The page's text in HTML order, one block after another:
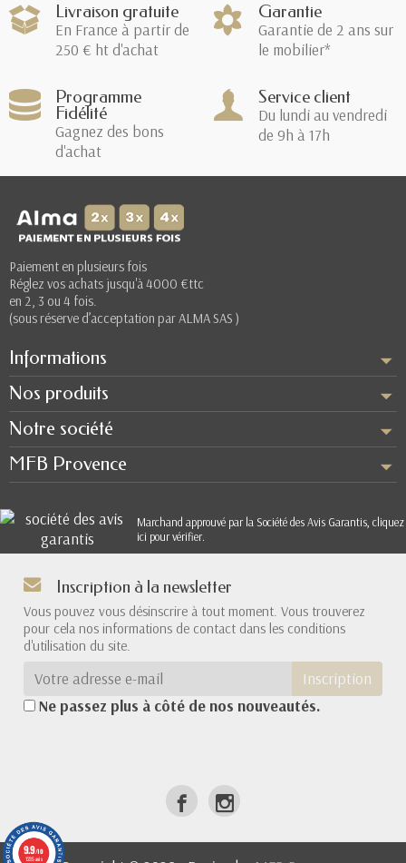
Livraison gratuite
En France à partir de
250 € ht d'achat
Garantie
Garantie de 2 ans sur
le mobilier*
Programme
Fidélité
Gagnez des bons
d'achat
Service client
Du lundi au vendredi
de 9h à 17h
Paiement en plusieurs fois
Réglez vos achats jusqu'à 4000 €ttc
en 2, 3 ou 4 fois.
(sous réserve d’acceptation par ALMA SAS )
Informations
Nos produits
Notre société
MFB Provence
Marchand approuvé par la Société des Avis Garantis, cliquez
ici pour vérifier.
Inscription à la newsletter
Vous pouvez vous désinscrire à tout moment. Vous trouverez
pour cela nos informations de contact dans les conditions
d'utilisation du site.
Inscription
Ne passez plus à côté de nos nouveautés.
9.9/10
1235 avis